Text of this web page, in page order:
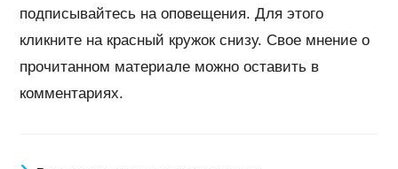
подписывайтесь на оповещения. Для этого
кликните на красный кружок снизу. Свое мнение о
прочитанном материале можно оставить в
комментариях.